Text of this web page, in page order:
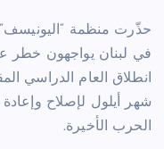
في لبنان يواجهون خطر
انطلاق العام الدراسي
شهر أيلول لإصلاح
الحرب الأخيرة.